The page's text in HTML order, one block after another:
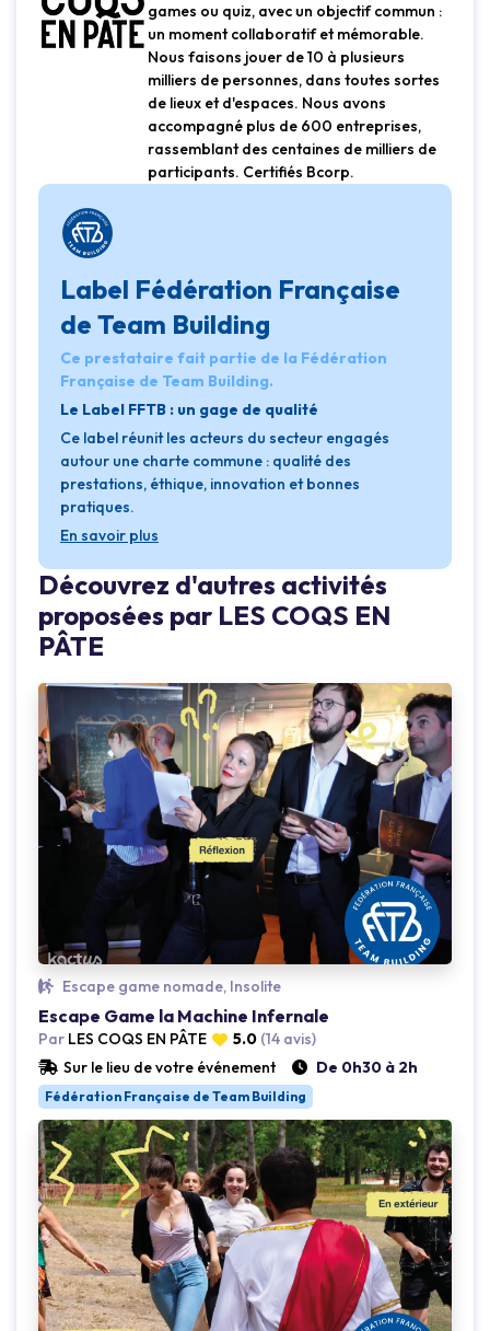
games ou quiz, avec un objectif commun :
un moment collaboratif et mémorable.
Nous faisons jouer de 10 à plusieurs
milliers de personnes, dans toutes sortes
de lieux et d'espaces. Nous avons
accompagné plus de 600 entreprises,
rassemblant des centaines de milliers de
participants. Certifiés Bcorp.
Label Fédération Française
de Team Building
Ce prestataire fait partie de la Fédération
Française de Team Building.
Le Label FFTB : un gage de qualité
Ce label réunit les acteurs du secteur engagés
autour une charte commune : qualité des
prestations, éthique, innovation et bonnes
pratiques.
En savoir plus
Découvrez d'autres activités
proposées par LES COQS EN
PÂTE
Loading...
Escape game nomade, Insolite
Escape Game la Machine Infernale
Par LES COQS EN PÂTE 5.0 (14 avis)
Sur le lieu de votre événement
De 0h30 à 2h
Fédération Française de Team Building